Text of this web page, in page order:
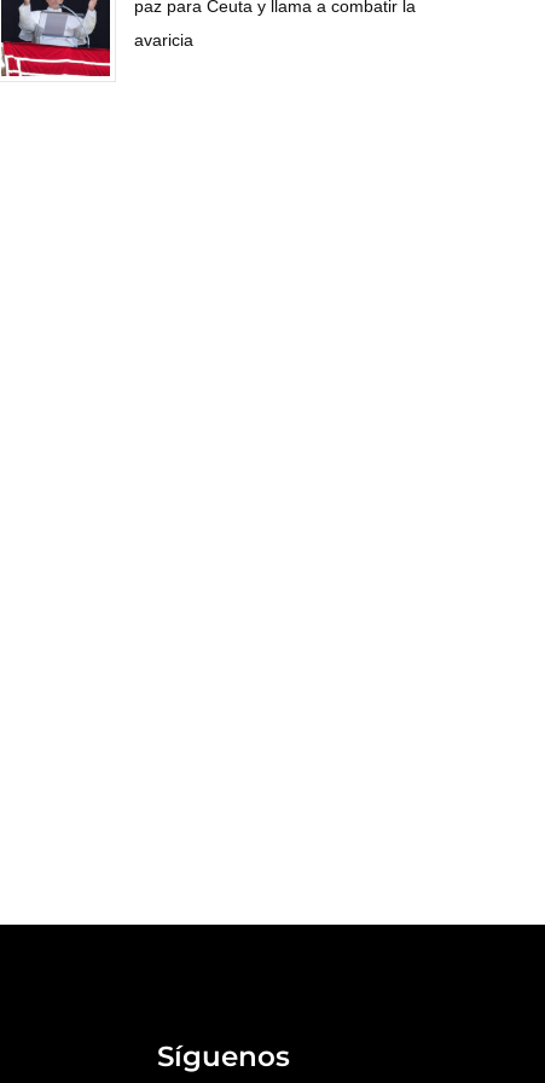
paz para Ceuta y llama a combatir la
avaricia
Síguenos